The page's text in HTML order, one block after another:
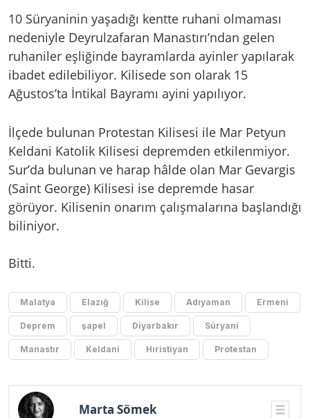
10 Süryaninin yaşadığı kentte ruhani olmaması
nedeniyle Deyrulzafaran Manastırı’ndan gelen
ruhaniler eşliğinde bayramlarda ayinler yapılarak
ibadet edilebiliyor. Kilisede son olarak 15
Ağustos’ta İntikal Bayramı ayini yapılıyor.
İlçede bulunan Protestan Kilisesi ile Mar Petyun
Keldani Katolik Kilisesi depremden etkilenmiyor.
Sur’da bulunan ve harap hâlde olan Mar Gevargis
(Saint George) Kilisesi ise depremde hasar
görüyor. Kilisenin onarım çalışmalarına başlandığı
biliniyor.
Bitti.
Malatya Elazığ Kilise Adıyaman Ermeni
Deprem şapel Diyarbakır Süryani
Manastır Keldani Hıristiyan Protestan
Marta Sömek